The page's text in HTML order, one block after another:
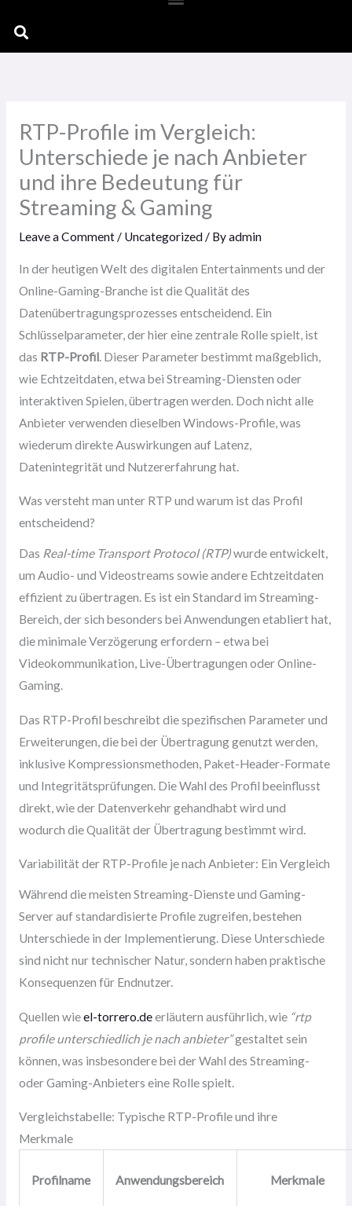
Search
RTP-Profile im Vergleich:
Unterschiede je nach Anbieter
und ihre Bedeutung für
Streaming & Gaming
Leave a Comment/ Uncategorized/ Byadmin
In der heutigen Welt des digitalen Entertainments und der
Online-Gaming-Branche ist die Qualität des
Datenübertragungsprozesses entscheidend. Ein
Schlüsselparameter, der hier eine zentrale Rolle spielt, ist
das RTP-Profil. Dieser Parameter bestimmt maßgeblich,
wie Echtzeitdaten, etwa bei Streaming-Diensten oder
interaktiven Spielen, übertragen werden. Doch nicht alle
Anbieter verwenden dieselben Windows-Profile, was
wiederum direkte Auswirkungen auf Latenz,
Datenintegrität und Nutzererfahrung hat.
Was versteht man unter RTP und warum ist das Profil
entscheidend?
Das Real-time Transport Protocol (RTP)wurde entwickelt,
um Audio- und Videostreams sowie andere Echtzeitdaten
effizient zu übertragen. Es ist ein Standard im Streaming-
Bereich, der sich besonders bei Anwendungen etabliert hat,
die minimale Verzögerung erfordern – etwa bei
Videokommunikation, Live-Übertragungen oder Online-
Gaming.
Das RTP-Profil beschreibt die spezifischen Parameter und
Erweiterungen, die bei der Übertragung genutzt werden,
inklusive Kompressionsmethoden, Paket-Header-Formate
und Integritätsprüfungen. Die Wahl des Profil beeinflusst
direkt, wie der Datenverkehr gehandhabt wird und
wodurch die Qualität der Übertragung bestimmt wird.
Variabilität der RTP-Profile je nach Anbieter: Ein Vergleich
Während die meisten Streaming-Dienste und Gaming-
Server auf standardisierte Profile zugreifen, bestehen
Unterschiede in der Implementierung. Diese Unterschiede
sind nicht nur technischer Natur, sondern haben praktische
Konsequenzen für Endnutzer.
Quellen wieel-torrero.deerläutern ausführlich, wie “rtp
profile unterschiedlich je nach anbieter”gestaltet sein
können, was insbesondere bei der Wahl des Streaming-
oder Gaming-Anbieters eine Rolle spielt.
Vergleichstabelle: Typische RTP-Profile und ihre
Merkmale
Profilname Anwendungsbereich Merkmale